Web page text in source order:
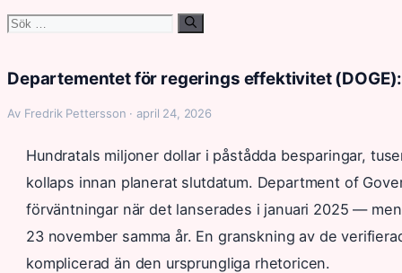
Sök
Departementet för regerings effektivitet
Av Fredrik Pettersson · april 24, 2026
Hundratals miljoner dollar i påstådda besparingar,
kollaps innan planerat slutdatum. Department of
förväntningar när det lanserades i januari 2025 —
23 november samma år. En granskning av de
komplicerad än den ursprungliga rhetoricen.